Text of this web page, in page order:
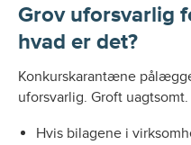
Grov uforsvarlig
hvad er det?
Konkurskarantæne
uforsvarlig. Groft
Hvis bilagene i